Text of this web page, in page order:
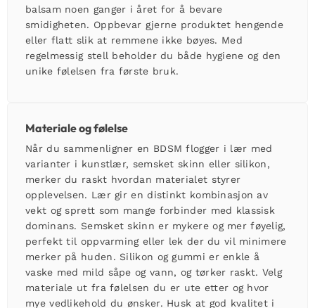
balsam noen ganger i året for å bevare
smidigheten. Oppbevar gjerne produktet hengende
eller flatt slik at remmene ikke bøyes. Med
regelmessig stell beholder du både hygiene og den
unike følelsen fra første bruk.
Materiale og følelse
Når du sammenligner en BDSM flogger i lær med
varianter i kunstlær, semsket skinn eller silikon,
merker du raskt hvordan materialet styrer
opplevelsen. Lær gir en distinkt kombinasjon av
vekt og sprett som mange forbinder med klassisk
dominans. Semsket skinn er mykere og mer føyelig,
perfekt til oppvarming eller lek der du vil minimere
merker på huden. Silikon og gummi er enkle å
vaske med mild såpe og vann, og tørker raskt. Velg
materiale ut fra følelsen du er ute etter og hvor
mye vedlikehold du ønsker. Husk at god kvalitet i